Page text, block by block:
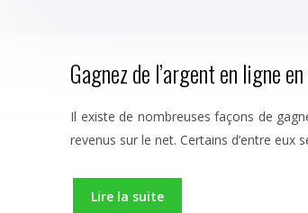
Gagnez de l’argent en ligne
Il existe de nombreuses façons de
revenus sur le net. Certains d’entre eux
Lire la suite